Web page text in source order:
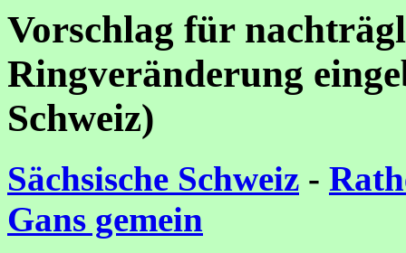
Vorschlag für
Ringveränderung
Schweiz)
Sächsische Schweiz -
Gans gemein